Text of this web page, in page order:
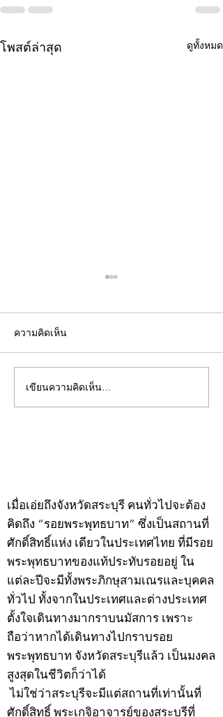
โพสต์ล่าสุด ดูทั้งหมด
คอลัมน์"จับชีพจรวงการ
พระ"ประจำพุธที่ 29
ความคิดเห็น
เขียนความคิดเห็น…
เมื่อเอ่ยถึงจังหวัดสระบุรี คนทั่วไปจะต้อง
คิดถึง “รอยพระพุทธบาท” ซึ่งเป็นสถานที่
ศักดิ์สิทธิ์แห่ง เดียวในประเทศไทย ที่มีรอย
พระพุทธบาทของแท้ประทับรอยอยู่ ใน
แต่ละปีจะมีทั้งพระภิกษุสามเณรและบุคคล
ทั่วไป ทั้งจากในประเทศและต่างประเทศ
ตั้งใจเดินทางมากราบนมัสการ เพราะ
ถือว่าหากได้เดินทางไปกราบรอย
พระพุทธบาท จังหวัดสระบุรีแล้ว เป็นมงคล
สูงสุดในชีวิตก็ว่าได้
ไม่ใช่ว่าสระบุรีจะมีแต่สถานที่เท่านั้นที่
ศักดิ์สิทธิ์ พระเกจิอาจารย์ของสระบุรีที่